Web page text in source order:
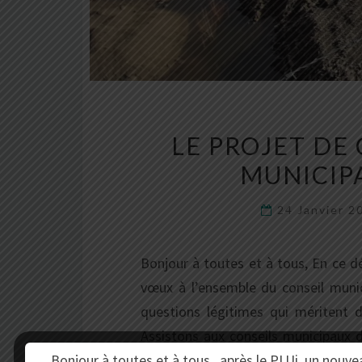
LE PROJET DE
24 Janvier
Bonjour à toutes et à tous, En ce
vœux à l’ensemble du conseil
questions légitimes qui méritent
Assistons aux conseils municipaux